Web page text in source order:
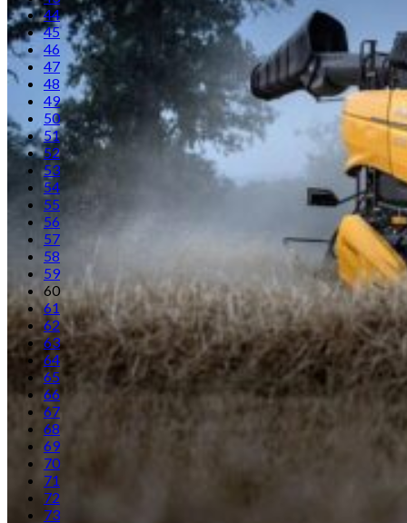
44
45
46
47
48
49
50
51
52
53
54
55
56
57
58
59
60
61
62
63
64
65
66
67
68
69
70
71
72
73